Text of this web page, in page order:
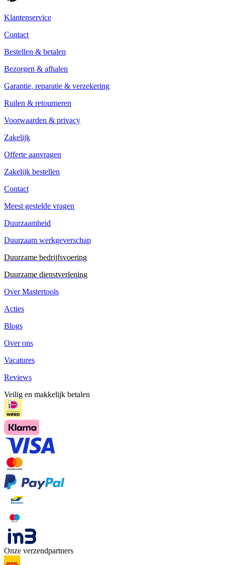
Klantenservice
Contact
Bestellen & betalen
Bezorgen & afhalen
Garantie, reparatie & verzekering
Ruilen & retourneren
Voorwaarden & privacy
Zakelijk
Offerte aanvragen
Zakelijk bestellen
Contact
Meest gestelde vragen
Duurzaamheid
Duurzaam werkgeverschap
Duurzame bedrijfsvoering
Duurzame dienstverlening
Over Mastertools
Acties
Blogs
Over ons
Vacatures
Reviews
Veilig en makkelijk betalen
Onze verzendpartners